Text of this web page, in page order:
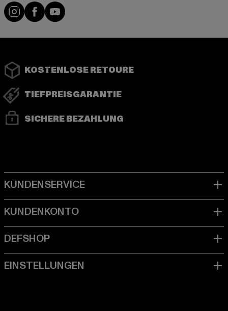
Instagram
FacebookYouTube
KOSTENLOSE RETOURE
TIEFPREISGARANTIE
SICHERE BEZAHLUNG